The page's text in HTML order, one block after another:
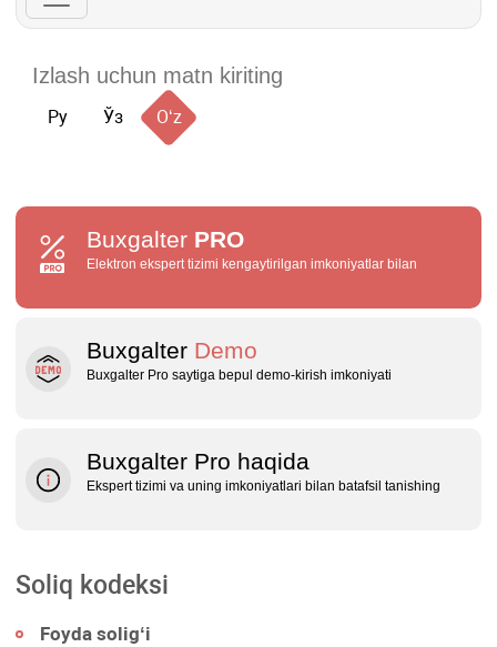
Ру Ўз Oʻz
Buxgalter PRO
Elektron ekspert tizimi kengaytirilgan imkoniyatlar bilan
Buxgalter Demo
Buxgalter Pro saytiga bepul demo‑kirish imkoniyati
Buxgalter Pro haqida
Ekspert tizimi va uning imkoniyatlari bilan batafsil tanishing
Soliq kodeksi
Foyda soligʻi